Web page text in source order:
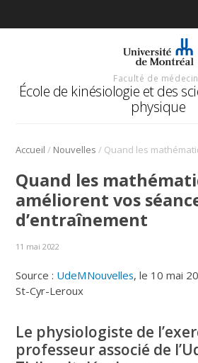
Faculté de
École de kinésiologie et des
physique
Accueil / Nouvelles /
Quand les
améliorent vos
d’entraînement
11 mai 2022
Source : UdeMNouvelles, le 10 mai
St-Cyr-Leroux
Le physiologiste de
professeur associé de